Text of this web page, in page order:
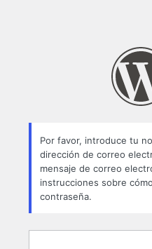
Por favor, introduce tu
dirección de correo
mensaje de correo
instrucciones sobre
contraseña.